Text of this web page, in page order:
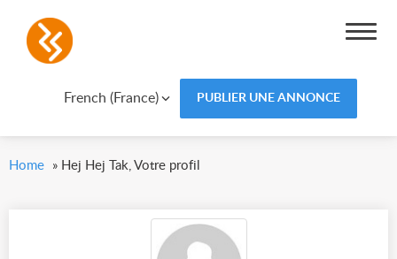
French (France) PUBLIER UNE ANNONCE
Home » Hej Hej Tak, Votre profil